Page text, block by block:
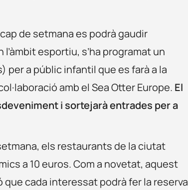
de setmana es podrà gaudir
esportiu, s’ha programat un
per a públic infantil que es farà a la
amb el Sea Otter Europe. El
i sortejarà entrades per a
els restaurants de la ciutat
a 10 euros. Com a novetat, aquest
cada interessat podrà fer la reserva